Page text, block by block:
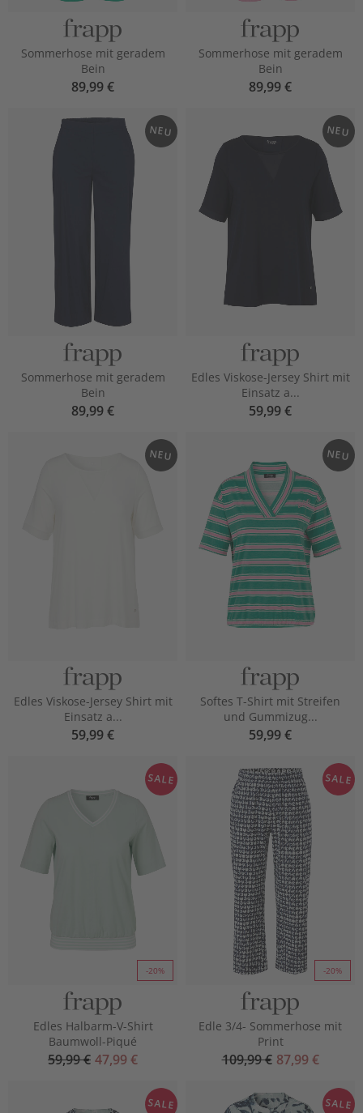
Sommerhose mit geradem
Bein
89,99 €
Sommerhose mit geradem
Bein
89,99 €
NEU
Sommerhose mit geradem
Bein
89,99 €
NEU
Edles Viskose-Jersey Shirt mit
Einsatz a...
59,99 €
NEU
Edles Viskose-Jersey Shirt mit
Einsatz a...
59,99 €
NEU
Softes T-Shirt mit Streifen
und Gummizug...
59,99 €
-20%
SALE
Edles Halbarm-V-Shirt
Baumwoll-Piqué
59,99 € 47,99 €
-20%
SALE
Edle 3/4- Sommerhose mit
Print
109,99 € 87,99 €
SALE SALE